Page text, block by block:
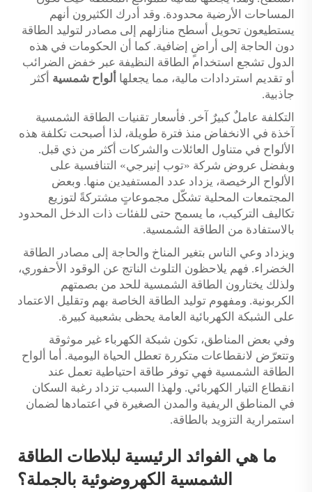
المساحات الأرضية محدودة. وقد أدرك الكثيرون أنهم
يستطيعون تحويل أسطح منازلهم إلى مصادر لتوليد الطاقة
دون الحاجة إلى أراضٍ إضافية. كما أن الحكومات في هذه
الدول تشجع استخدام الطاقة النظيفة عبر خفض الضرائب
أو تقديم استردادات مالية، مما يجعلها ألواح شمسية أكثر
جاذبية.
التكلفة عاملٌ كبيرٌ آخر. فأسعار تقنيات الطاقة الشمسية
آخذة في الانخفاض منذ فترة طويلة، لذا أصبحت تكلفة هذه
الألواح في متناول العائلات والشركات أكثر من ذي قبل.
وبفضل عروض شركة «توب إنيرجي» التنافسية على
الألواح الرخيصة، يزداد عدد المستفيدين منها. وبعض
المجتمعات المحلية تشكّل مجموعاتٍ مشتركةً لتوزيع
تكاليف التركيب، ما يسمح حتى للفئات ذات الدخل المحدود
بالاستفادة من الطاقة الشمسية.
ويزداد وعي الناس بتغير المناخ والحاجة إلى مصادر الطاقة
الخضراء. فهم يلاحظون التلوث الناتج عن الوقود الأحفوري،
ولذلك يختارون الطاقة الشمسية للحد من بصمتهم
الكربونية. ومفهوم توليد الطاقة الخاصة بهم وتقليل الاعتماد
على الشبكة الكهربائية العامة يحظى بشعبية كبيرة.
وفي بعض المناطق، تكون شبكة الكهرباء غير موثوقة
وتتعرّض لانقطاعات متكررة تعطل الحياة اليومية. أما ألواح
الطاقة الشمسية فهي توفر طاقة احتياطية تعمل عند
انقطاع التيار الكهربائي. ولهذا السبب تزداد رغبة السكان
في المناطق الريفية والمدن الصغيرة في اعتمادها لضمان
استمرارية التزويد بالطاقة.
ما هي الفوائد الرئيسية لبلاطات الطاقة
الشمسية الكهروضوئية بالجملة؟